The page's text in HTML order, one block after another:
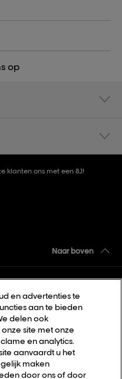
op
klanten ons met een 8,1!
Naar boven
en advertenties te
aan te bieden
delen ook
site met onze
en analytics.
aanvaardt u het
maken
door ons of door